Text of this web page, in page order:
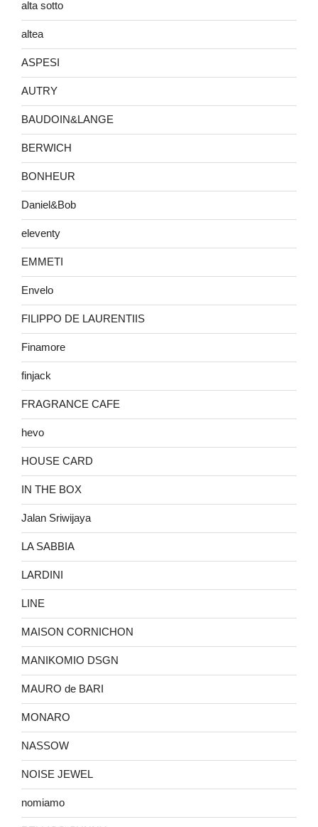
alta sotto
altea
ASPESI
AUTRY
BAUDOIN&LANGE
BERWICH
BONHEUR
Daniel&Bob
eleventy
EMMETI
Envelo
FILIPPO DE LAURENTIIS
Finamore
finjack
FRAGRANCE CAFE
hevo
HOUSE CARD
IN THE BOX
Jalan Sriwijaya
LA SABBIA
LARDINI
LINE
MAISON CORNICHON
MANIKOMIO DSGN
MAURO de BARI
MONARO
NASSOW
NOISE JEWEL
nomiamo